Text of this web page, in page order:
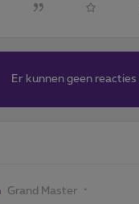
Er kunnen geen
Grand Master